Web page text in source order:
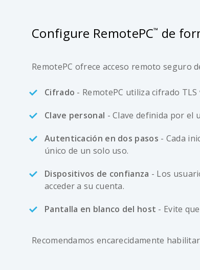
Configure RemotePC™ de
RemotePC ofrece acceso remoto seguro
Cifrado - RemotePC utiliza cifrado
Clave personal - Clave definida por el
Autenticación en dos pasos - Cada
único de un solo uso.
Dispositivos de confianza - Los
acceder a su cuenta.
Pantalla en blanco del host - Evite
Recomendamos encarecidamente